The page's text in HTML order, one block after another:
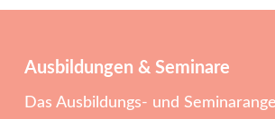
Ausbildungen & Seminare
Das Ausbildungs- und